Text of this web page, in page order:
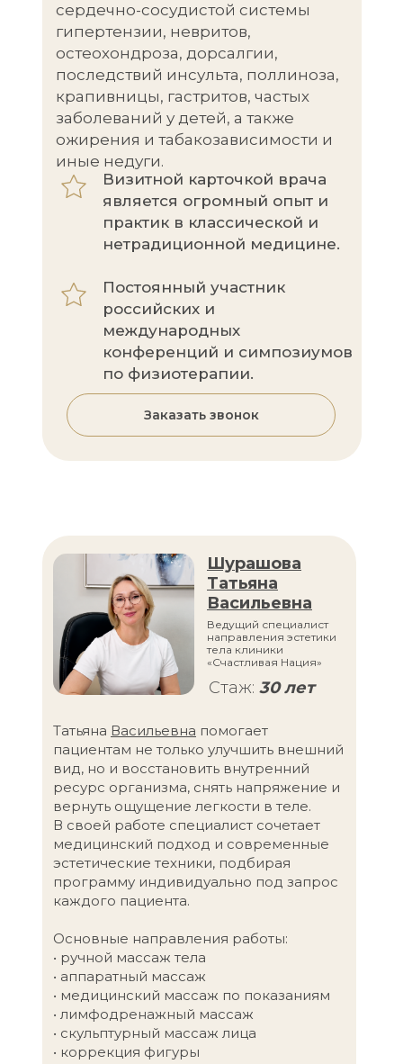
сердечно-сосудистой системы
гипертензии, невритов,
остеохондроза, дорсалгии,
последствий инсульта, поллиноза,
крапивницы, гастритов, частых
заболеваний у детей, а также
ожирения и табакозависимости и
иные недуги.
Визитной карточкой врача
является огромный опыт и
практик в классической и
нетрадиционной медицине.
Заказать звонок
Постоянный участник
российских и
международных
конференций и симпозиумов
по физиотерапии.
Шурашова
Татьяна
Васильевна
Стаж: 30 лет
Ведущий специалист
направления эстетики
тела клиники
«Счастливая Нация»
Татьяна Васильевна помогает
пациентам не только улучшить внешний
вид, но и восстановить внутренний
ресурс организма, снять напряжение и
вернуть ощущение легкости в теле.
В своей работе специалист сочетает
медицинский подход и современные
эстетические техники, подбирая
программу индивидуально под запрос
каждого пациента.
Основные направления работы:
• ручной массаж тела
• аппаратный массаж
• медицинский массаж по показаниям
• лимфодренажный массаж
• скульптурный массаж лица
• коррекция фигуры